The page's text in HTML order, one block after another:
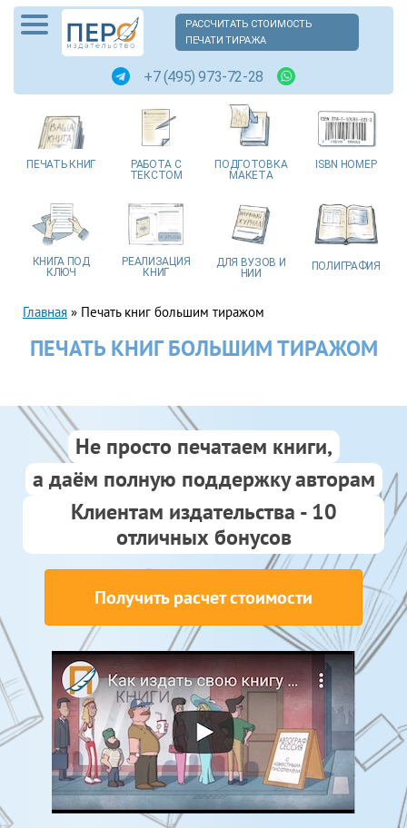
РАССЧИТАТЬ СТОИМОСТЬ
ПЕЧАТИ ТИРАЖА
+7 (495) 973-72-28
ПЕЧАТЬ КНИГ РАБОТА С
ТЕКСТОМ
ПОДГОТОВКА
МАКЕТА
ISBN НОМЕР
КНИГА ПОД
КЛЮЧ
РЕАЛИЗАЦИЯ
КНИГ
ДЛЯ ВУЗОВ И
НИИ
ПОЛИГРАФИЯ
Главная » Печать книг большим тиражом
ПЕЧАТЬ КНИГ БОЛЬШИМ ТИРАЖОМ
Не просто печатаем книги,
а даём полную поддержку авторам
Клиентам издательства - 10
отличных бонусов
Получить расчет стоимости